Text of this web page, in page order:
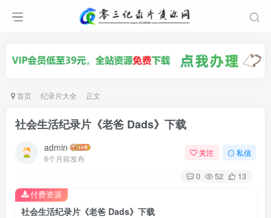
首页 纪录片大全 正文
社会生活纪录片《老爸 Dads》下载
admin
6个月前发布
关注 私信
0 52 13
社会生活纪录片《老爸 Dads》下载
付费资源